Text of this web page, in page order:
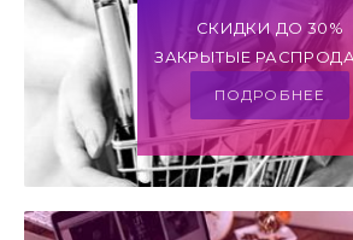
СКИДКИ ДО 30%
ЗАКРЫТЫЕ
ПОДРОБНЕЕ